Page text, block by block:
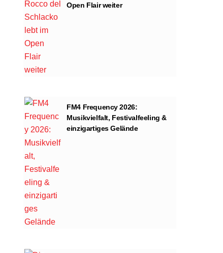
Open Flair weiter
FM4 Frequency 2026:
Musikvielfalt, Festivalfeeling &
einzigartiges Gelände